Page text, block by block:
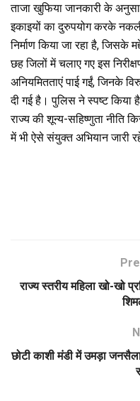
ताजा खुफिया जानकारी के
इकाइयों का दुरुपयोग करके
निर्माण किया जा रहा है, जिसके
छह जिलों में चलाए गए इस
अनियमितताएं पाई गईं, जिनके
दी गई है। पुलिस ने स्पष्ट
राज्य की शून्य-सहिष्णुता नीति
में भी ऐसे संयुक्त अभियान जारी
राज्य स्तरीय महिला खो-खो
छोटी काशी मंडी में उमड़ा